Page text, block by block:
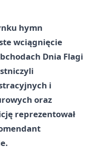
hymn
wciągnięcie
Dnia Flagi
i
oraz
reprezentował